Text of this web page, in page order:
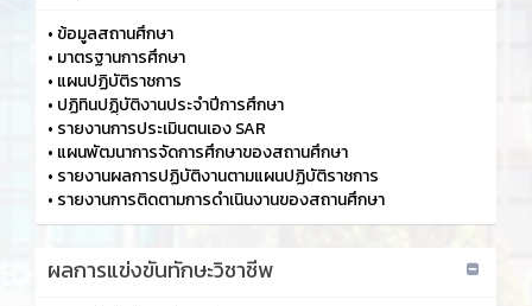
• ข้อมูลสถานศึกษา
• มาตรฐานการศึกษา
• แผนปฏิบัติราชการ
• ปฏิทินปฏฺิบัติงานประจำปีการศึกษา
• รายงานการประเมินตนเอง SAR
• แผนพัฒนาการจัดการศึกษาของสถานศึกษา
• รายงานผลการปฏิบัติงานตามแผนปฏิบัติราชการ
• รายงานการติดตามการดำเนินงานของสถานศึกษา
ผลการแข่งขันทักษะวิชาชีพ